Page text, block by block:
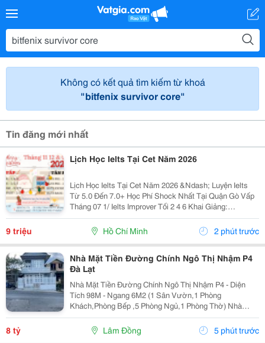
Không có kết quả tìm kiếm từ khoá
"bitfenix survivor core"
Tin đăng mới nhất
Lịch Học Ielts Tại Cet Năm 2026
Lịch Học Ielts Tại Cet Năm 2026 &Ndash; Luyện Ielts
Từ 5.0 Đến 7.0+ Học Phí Shock Nhất Tại Quận Gò Vấp
Tháng 07 1/ Ielts Improver Tối 2 4 6 Khai Giảng:
13/07/2026 Khung Giờ: 18:00 Đến 21:00 Học Phí Ưu Đãi
5% Khi Đăng Ký 2/ Ielts...
9 triệu Hồ Chí Minh 2 phút trước
Nhà Mặt Tiền Đường Chính Ngô Thị Nhậm P4
Đà Lạt
Nhà Mặt Tiền Đường Chính Ngô Thị Nhậm P4 - Diện
Tích 98M - Ngang 6M2 (1 Sân Vườn,1 Phòng
Khách,Phòng Bếp ,5 Phòng Ngủ,1 Phòng Thờ) Nhà
Trống ,Sổ Sẳn Công Chứng Ngay Trong Ngày 1 Trệt ,1
Lầu ,1 Áp Mái ( Có Sân Đậu Xe Ôtô Trong Nhà ) -
Hướng...
8 tỷ Lâm Đồng 5 phút trước